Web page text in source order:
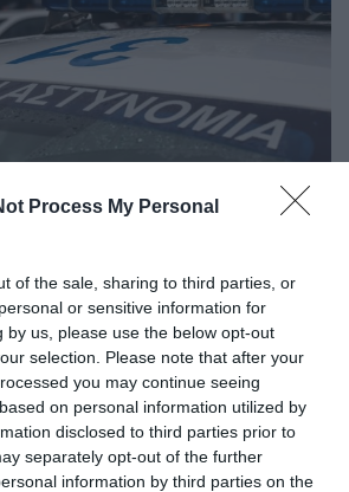
Process My Personal
of the sale, sharing to third parties, or
or sensitive information for
by us, please use the below opt-out
selection. Please note that after your
you may continue seeing
on personal information utilized by
disclosed to third parties prior to
separately opt-out of the further
information by third parties on the
σκαρφάλωσε στον
500 ευρώ από τη γιαγιά
την δράση του άνδρα